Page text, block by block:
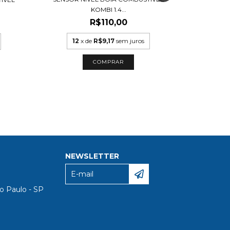
KOMBI 1.4...
R$110,00
12 x de R$9,17 sem juros
Paulo - SP
NEWSLETTER